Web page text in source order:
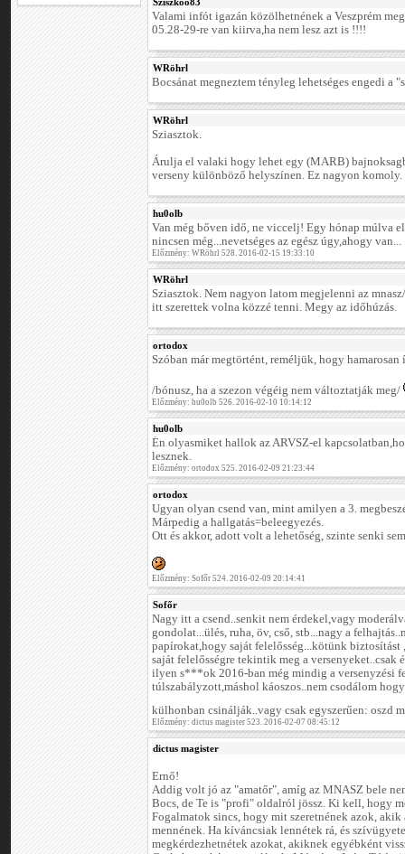
Valami infót igazán közölhetnének a Veszprém
05.28-29-re van kiirva,ha nem lesz azt is !!!!
WRöhrl
Bocsánat megneztem tényleg lehetséges engedi a
WRöhrl
Sziasztok.
Árulja el valaki hogy lehet egy (MARB)
verseny különböző helyszínen. Ez nagyon komoly.
hu0olb
Van még bőven idő, ne viccelj! Egy hónap múlva
nincsen még...nevetséges az egész úgy,ahogy van...
Előzmény: WRöhrl 528. 2016-02-15 19:33:10
WRöhrl
Sziasztok. Nem nagyon latom megjelenni az
itt szerettek volna közzé tenni. Megy az időhúzás.
ortodox
Szóban már megtörtént, reméljük, hogy
/bónusz, ha a szezon végéig nem változtatják meg/
Előzmény: hu0olb 526. 2016-02-10 10:14:12
hu0olb
Én olyasmiket hallok az ARVSZ-el
lesznek.
Előzmény: ortodox 525. 2016-02-09 21:23:44
ortodox
Ugyan olyan csend van, mint amilyen a 3.
Márpedig a hallgatás=beleegyezés.
Ott és akkor, adott volt a lehetőség, szinte senki
Előzmény: Sofőr 524. 2016-02-09 20:14:41
Sofőr
Nagy itt a csend..senkit nem érdekel,vagy
gondolat...ülés, ruha, öv, cső, stb...nagy a
papírokat,hogy saját felelősség...kötünk biztosítást
saját felelősségre tekintik meg a
ilyen s***ok 2016-ban még mindig a versenyzési
túlszabályzott,máshol káoszos..nem csodálom
külhonban csinálják..vagy csak egyszerűen: oszd
Előzmény: dictus magister 523. 2016-02-07 08:45:12
dictus magister
Ernő!
Addig volt jó az "amatőr", amíg az MNASZ bele
Bocs, de Te is "profi" oldalról jössz. Ki kell, hogy
Fogalmatok sincs, hogy mit szeretnének azok, akik
mennének. Ha kíváncsiak lennétek rá, és
megkérdezhetnétek azokat, akiknek egyébként